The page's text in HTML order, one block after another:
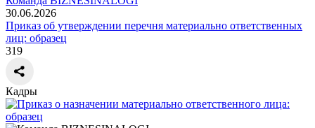
30.06.2026
Приказ об утверждении перечня материально ответственных
лиц: образец
319
Кадры